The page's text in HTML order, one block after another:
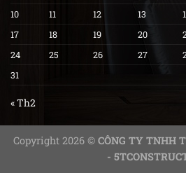
10
11 12 13
17
18 19 20
24
25 26 27
31
« Th2
Copyright 2026 © CÔNG TY TNHH
-